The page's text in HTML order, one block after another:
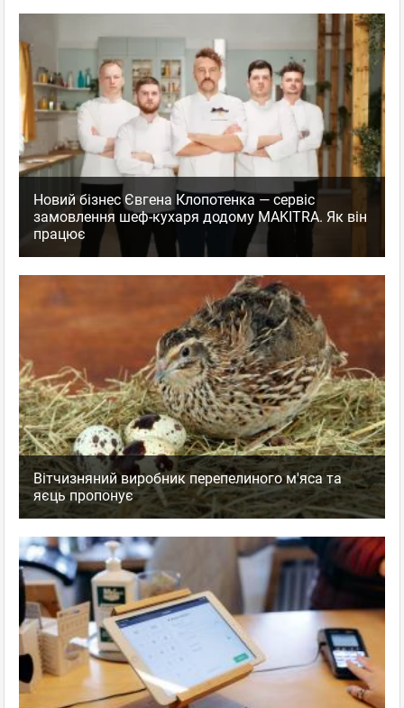
Новий бізнес Євгена Клопотенка — сервіс
замовлення шеф-кухаря додому MAKITRA. Як він
працює
Вітчизняний виробник перепелиного м'яса та
яєць пропонує